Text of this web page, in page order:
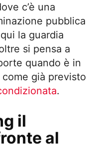
c’è una
pubblica
la guardia
si pensa a
quando è in
già previsto
.
il
al